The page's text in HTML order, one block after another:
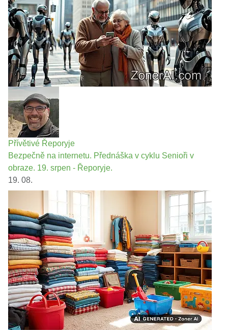
Přívětivé Řeporyje
Bezpečně na internetu. Přednáška v cyklu Senioři v
obraze. 19. srpen - Řeporyje.
19. 08.